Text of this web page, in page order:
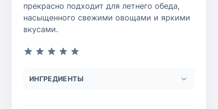
прекрасно подходит для летнего обеда,
насыщенного свежими овощами и яркими
вкусами.
ИНГРЕДИЕНТЫ